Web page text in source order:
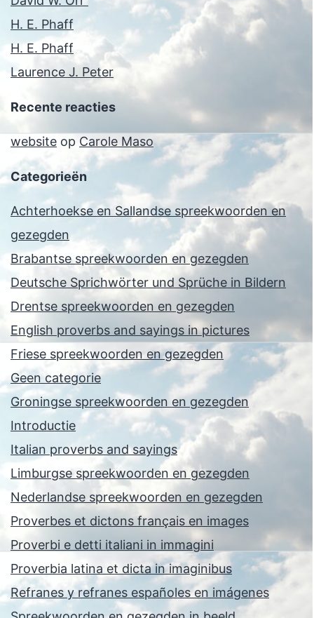
H. E. Phaff
H. E. Phaff
Laurence J. Peter
Recente reacties
website op Carole Maso
Categorieën
Achterhoekse en Sallandse spreekwoorden en
gezegden
Brabantse spreekwoorden en gezegden
Deutsche Sprichwörter und Sprüche in Bildern
Drentse spreekwoorden en gezegden
English proverbs and sayings in pictures
Friese spreekwoorden en gezegden
Geen categorie
Groningse spreekwoorden en gezegden
Introductie
Italian proverbs and sayings
Limburgse spreekwoorden en gezegden
Nederlandse spreekwoorden en gezegden
Proverbes et dictons français en images
Proverbi e detti italiani in immagini
Proverbia latina et dicta in imaginibus
Refranes y refranes españoles en imágenes